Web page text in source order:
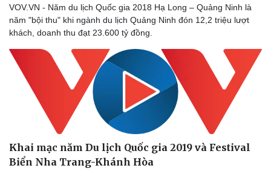
VOV.VN - Năm du lịch Quốc gia 2018 Hạ Long – Quảng Ninh là
năm "bội thu" khi ngành du lịch Quảng Ninh đón 12,2 triệu lượt
khách, doanh thu đạt 23.600 tỷ đồng.
Khai mạc năm Du lịch Quốc gia 2019 và Festival
Biển Nha Trang-Khánh Hòa